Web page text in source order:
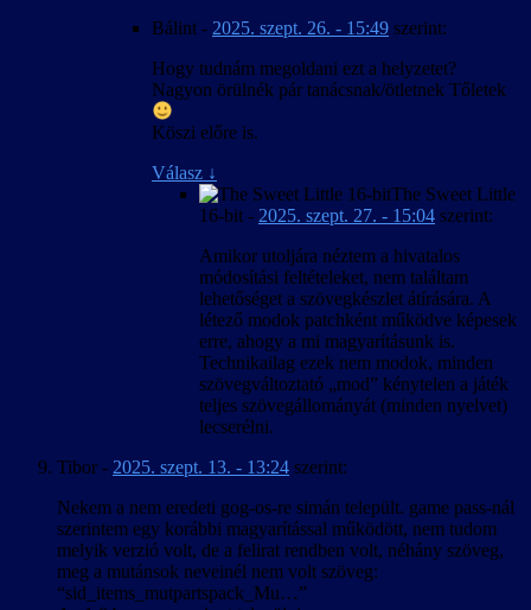
Bálint - 2025. szept. 26. - 15:49 szerint:
Hogy tudnám megoldani ezt a helyzetet?
Nagyon örülnék pár tanácsnak/ötletnek Tőletek
Köszi előre is.
Válasz ↓
The Sweet Little
16-bit - 2025. szept. 27. - 15:04 szerint:
Amikor utoljára néztem a hivatalos
módosítási feltételeket, nem találtam
lehetőséget a szövegkészlet átírására. A
létező modok patchként működve képesek
erre, ahogy a mi magyarításunk is.
Technikailag ezek nem modok, minden
szövegváltoztató „mod” kénytelen a játék
teljes szövegállományát (minden nyelvet)
lecserélni.
Tibor - 2025. szept. 13. - 13:24 szerint:
Nekem a nem eredeti gog-os-re simán települt. game pass-nál
szerintem egy korábbi magyarítással működött, nem tudom
melyik verzió volt, de a felirat rendben volt, néhány szöveg,
meg a mutánsok neveinél nem volt szöveg:
“sid_items_mutpartspack_Mu…”